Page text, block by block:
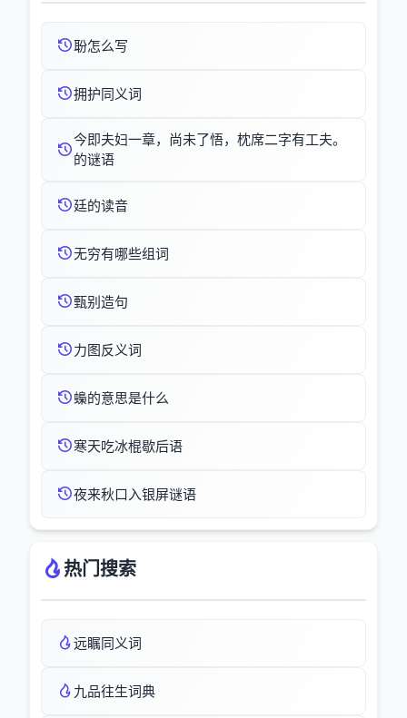
聁怎么写
拥护同义词
今即夫妇一章，尚未了悟，枕席二字有工夫。
的谜语
廷的读音
无穷有哪些组词
甄别造句
力图反义词
蟂的意思是什么
寒天吃冰棍歇后语
夜来秋口入银屏谜语
热门搜索
远瞩同义词
九品往生词典